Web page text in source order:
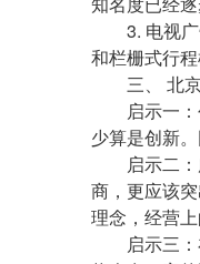
3. 电视广
和栏栅式行程
三、 北京
启示一：
少算是创新
启示二：
商，更应该
理念，经营
启示三：